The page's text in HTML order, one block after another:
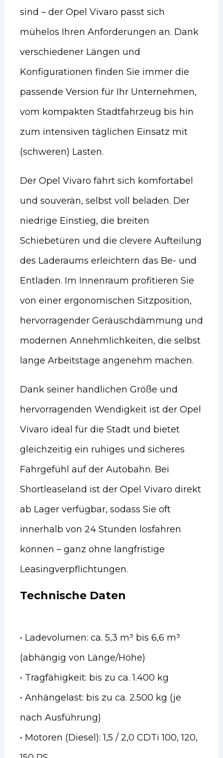
sind – der Opel Vivaro passt sich
mühelos Ihren Anforderungen an. Dank
verschiedener Längen und
Konfigurationen finden Sie immer die
passende Version für Ihr Unternehmen,
vom kompakten Stadtfahrzeug bis hin
zum intensiven täglichen Einsatz mit
(schweren) Lasten.
Der Opel Vivaro fährt sich komfortabel
und souverän, selbst voll beladen. Der
niedrige Einstieg, die breiten
Schiebetüren und die clevere Aufteilung
des Laderaums erleichtern das Be- und
Entladen. Im Innenraum profitieren Sie
von einer ergonomischen Sitzposition,
hervorragender Geräuschdämmung und
modernen Annehmlichkeiten, die selbst
lange Arbeitstage angenehm machen.
Dank seiner handlichen Größe und
hervorragenden Wendigkeit ist der Opel
Vivaro ideal für die Stadt und bietet
gleichzeitig ein ruhiges und sicheres
Fahrgefühl auf der Autobahn. Bei
Shortleaseland ist der Opel Vivaro direkt
ab Lager verfügbar, sodass Sie oft
innerhalb von 24 Stunden losfahren
können – ganz ohne langfristige
Leasingverpflichtungen.
Technische Daten
• Ladevolumen: ca. 5,3 m³ bis 6,6 m³
(abhängig von Länge/Höhe)
• Tragfähigkeit: bis zu ca. 1.400 kg
• Anhängelast: bis zu ca. 2.500 kg (je
nach Ausführung)
• Motoren (Diesel): 1,5 / 2,0 CDTi 100, 120,